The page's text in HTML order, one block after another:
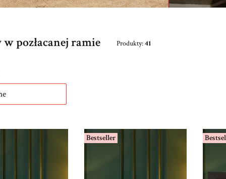
w pozłacanej ramie Produkty:41
Bestseller